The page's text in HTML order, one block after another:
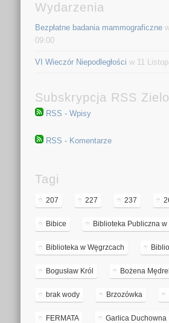
Wydarzenia
Bezpłatne badania mammograficzne
09:00
VI Wieczór Niepodległości w 11
Subskrypcja RSS
RSS - Wpisy
RSS - Komentarze
Tagi
207 227 237
Bibice Biblioteka Publiczna w
Biblioteka w Węgrzcach
Bogusław Król Bożena
brak wody Brzozówka
FERMATA Garlica Duchowna